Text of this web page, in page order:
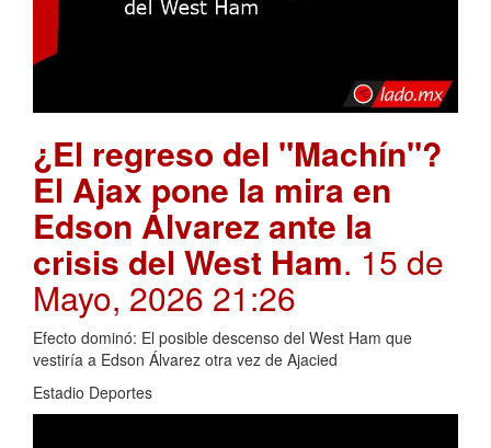
¿El regreso del "Machín"?
El Ajax pone la mira en
Edson Álvarez ante la
crisis del West Ham. 15 de
Mayo, 2026 21:26
Efecto dominó: El posible descenso del West Ham que
vestiría a Edson Álvarez otra vez de Ajacied
Estadio Deportes